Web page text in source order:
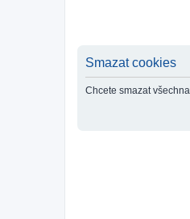
Smazat cookies
Chcete smazat